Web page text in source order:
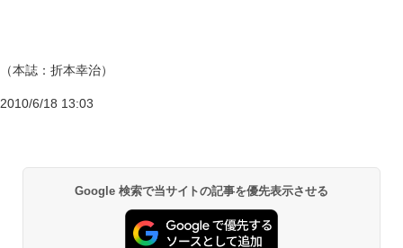
（本誌：折本幸治）
2010/6/18 13:03
Google 検索で当サイトの記事を優先表示させる